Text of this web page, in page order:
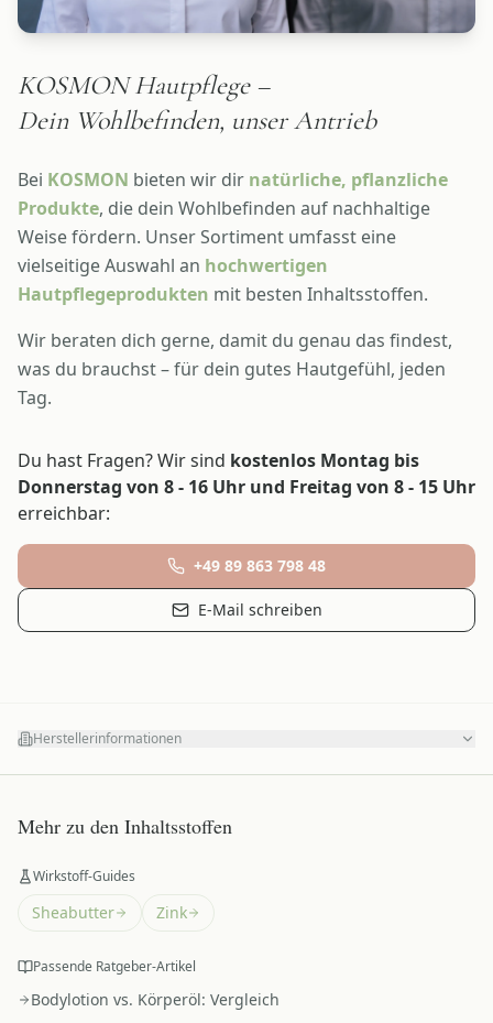
KOSMON Hautpflege –
Dein Wohlbefinden, unser Antrieb
Bei KOSMON bieten wir dir natürliche, pflanzliche
Produkte, die dein Wohlbefinden auf nachhaltige
Weise fördern. Unser Sortiment umfasst eine
vielseitige Auswahl an hochwertigen
Hautpflegeprodukten mit besten Inhaltsstoffen.
Wir beraten dich gerne, damit du genau das findest,
was du brauchst – für dein gutes Hautgefühl, jeden
Tag.
Du hast Fragen? Wir sind kostenlos Montag bis
Donnerstag von 8 - 16 Uhr und Freitag von 8 - 15 Uhr
erreichbar:
+49 89 863 798 48
E-Mail schreiben
Herstellerinformationen
Mehr zu den Inhaltsstoffen
Wirkstoff-Guides
Sheabutter Zink
Passende Ratgeber-Artikel
Bodylotion vs. Körperöl: Vergleich